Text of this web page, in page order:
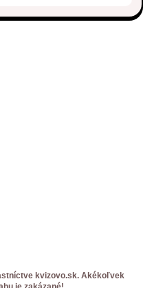
kvizovo.sk. Akékoľvek